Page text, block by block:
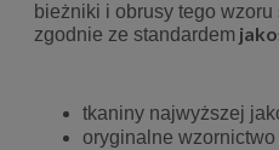
bieżniki i obrusy tego
zgodnie ze standardem
tkaniny najwyższej
oryginalne wzornictwo